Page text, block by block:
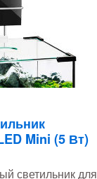
Mini (5 Вт)
светильник для